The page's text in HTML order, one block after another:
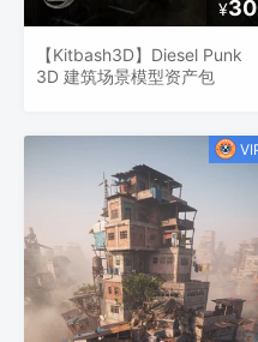
¥30
【Kitbash3D】Diesel Punk
3D 建筑场景模型资产包